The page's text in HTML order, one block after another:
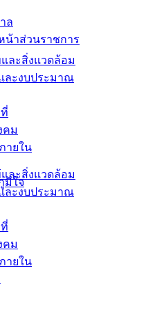
ละสิ่งแวดล้อม
ละงบประมาณ
คม
ายใน
มิใจ
ล
น้าส่วนราชการ
ละสิ่งแวดล้อม
ละงบประมาณ
คม
ายใน
เมืองอ่างศิลา
ารณภัย โทรศัพท์ :
กลิงก์
videos
angsilacity.chonburi
104